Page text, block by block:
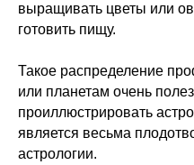
выращивать цветы или
готовить пищу.
Такое распределение
или планетам очень
проиллюстрировать
является весьма
астрологии.